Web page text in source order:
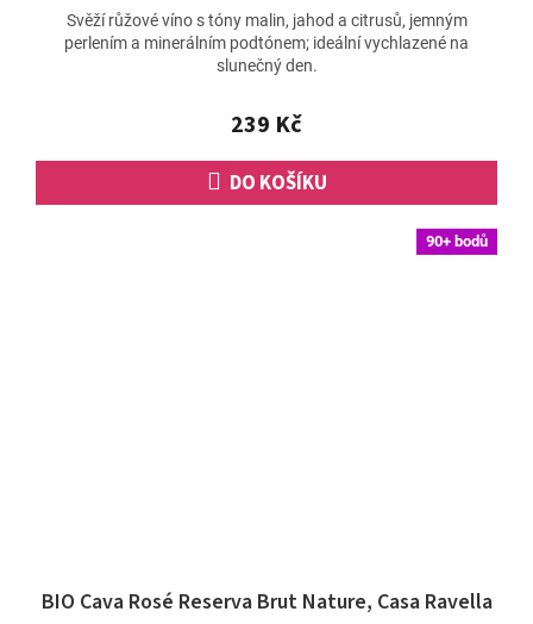
239 Kč
DO KOŠÍKU
Svěží růžové víno s tóny malin, jahod a citrusů, jemným
perlením a minerálním podtónem; ideální vychlazené na
slunečný den.
90+ bodů
BIO Cava Rosé Reserva Brut Nature, Casa Ravella